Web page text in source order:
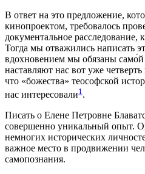
В ответ на это предложение,
кинопроектом, требовалось
документальное расследование,
Тогда мы отважились написать
вдохновением мы обязаны
наставляют нас вот уже
что «божества» теософской
нас интересовали1 .
Писать о Елене Петровне
совершенно уникальный опыт.
немногих исторических
важное место в продвижении
самопознания.